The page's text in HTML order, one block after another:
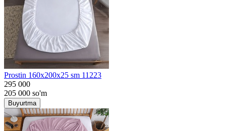
Prostin 160x200x25 sm 11223
295 000
205 000 so'm
Buyurtma